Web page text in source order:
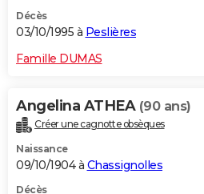
Décès
03/10/1995 à Peslières
Famille DUMAS
Angelina ATHEA (90 ans)
Créer une cagnotte obsèques
Naissance
09/10/1904 à Chassignolles
Décès